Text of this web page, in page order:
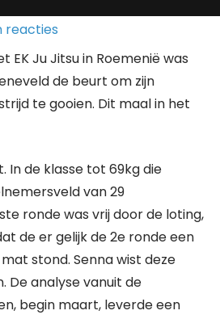
reacties
EK Ju Jitsu in Roemenië was
de beurt om zijn
te gooien. Dit maal in het
In de klasse tot 69kg die
van 29
ronde was vrij door de loting,
de er gelijk de 2e ronde een
stond. Senna wist deze
De analyse vanuit de
begin maart, leverde een